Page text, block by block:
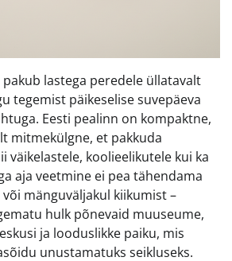
lastega peredele üllatavalt
tegemist päikeselise suvepäeva
Eesti pealinn on kompaktne,
mitmekülgne, et pakkuda
väikelastele, koolieelikutele kui ka
aja veetmine ei pea tähendama
mänguväljakul kiikumist –
hulk põnevaid muuseume,
ja looduslikke paiku, mis
unustamatuks seikluseks.